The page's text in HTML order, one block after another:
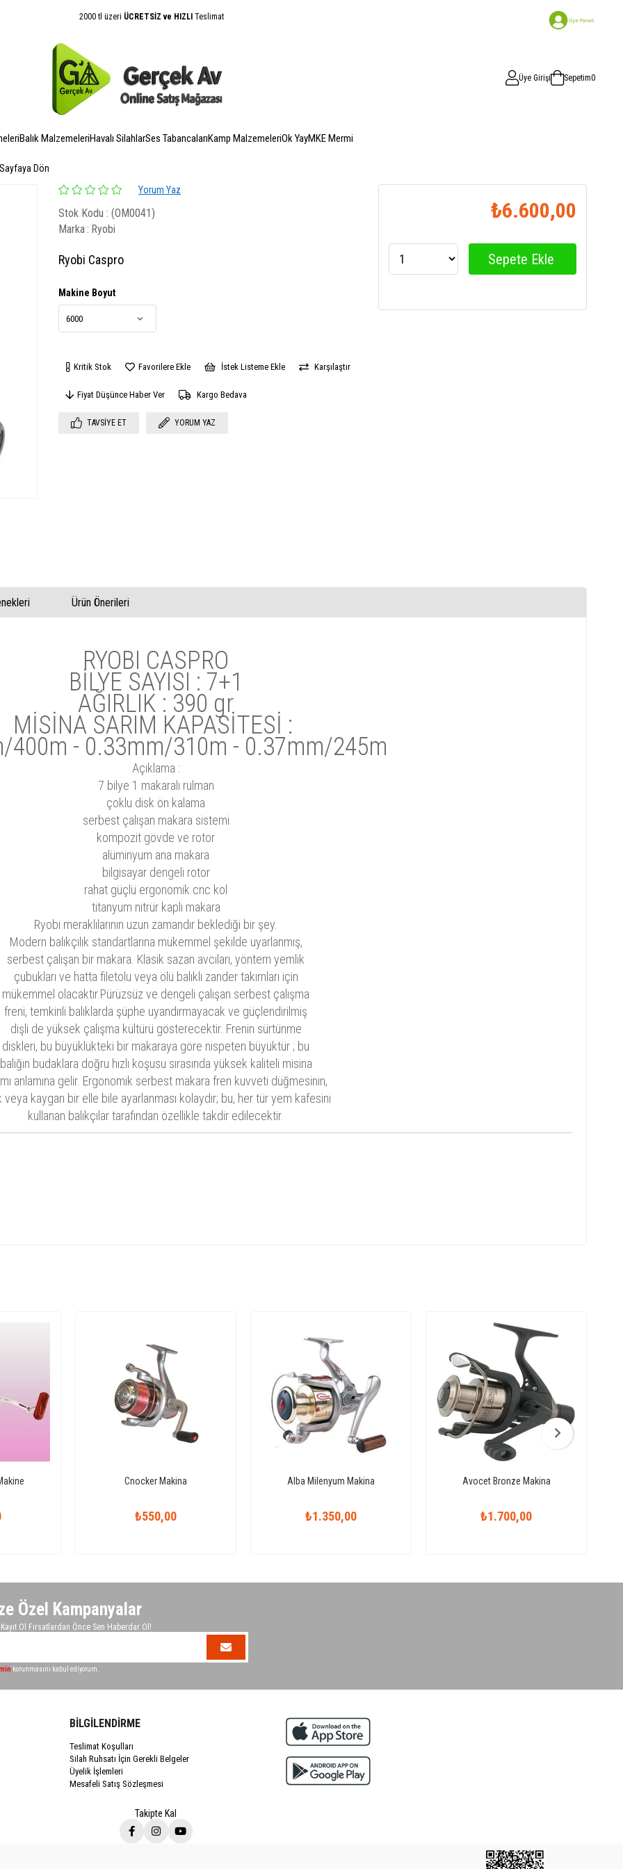
2000 tl üzeri ÜCRETSİZ ve HIZLI Teslimat
Üye Girişi Sepetim0
Balık MalzemeleriHavalı SilahlarSes TabancalarıKamp MalzemeleriOk YayMKE Mermi
Dön
Yorum Yaz
Stok Kodu
(OM0041)
Marka: Ryobi
Ryobi Caspro
Makine Boyut
Kritik Stok Favorilere Ekle İstek Listeme Ekle Karşılaştır
Fiyat Düşünce Haber Ver Kargo Bedava
TAVSIYE ET YORUM YAZ
₺6.600,00
Ürün Önerileri
RYOBI CASPRO
BİLYE SAYISI : 7+1
AĞIRLIK : 390 gr
MİSİNA SARIM KAPASİTESİ :
400m - 0.33mm/310m - 0.37mm/245m
Açıklama :
7 bilye 1 makaralı rulman
çoklu disk ön kalama
serbest çalışan makara sistemi
kompozit gövde ve rotor
alüminyum ana makara
bilgisayar dengeli rotor
rahat güçlü ergonomik cnc kol
titanyum nitrür kaplı makara
Ryobi meraklılarının uzun zamandır beklediği bir şey.
Modern balıkçılık standartlarına mükemmel şekilde uyarlanmış,
serbest çalışan bir makara. Klasik sazan avcıları, yöntem yemlik
çubukları ve hatta filetolu veya ölü balıklı zander takımları için
mükemmel olacaktır.Pürüzsüz ve dengeli çalışan serbest çalışma
freni, temkinli balıklarda şüphe uyandırmayacak ve güçlendirilmiş
dişli de yüksek çalışma kültürü gösterecektir. Frenin sürtünme
diskleri, bu büyüklükteki bir makaraya göre nispeten büyüktür ; bu
balığın budaklara doğru hızlı koşusu sırasında yüksek kaliteli misina
anlamına gelir. Ergonomik serbest makara fren kuvveti düğmesinin,
veya kaygan bir elle bile ayarlanması kolaydır; bu, her tür yem kafesini
kullanan balıkçılar tarafından özellikle takdir edilecektir.
Cnocker Makina
₺550,00
Alba Milenyum Makina
₺1.350,00
Avocet Bronze Makina
₺1.700,00
Özel Kampanyalar
Ol Fırsatlardan Önce Sen Haberdar Ol!
korunmasını kabul ediyorum.
BİLGİLENDİRME
Teslimat Koşulları
Silah Ruhsatı İçin Gerekli Belgeler
Üyelik İşlemleri
Mesafeli Satış Sözleşmesi
Takipte Kal